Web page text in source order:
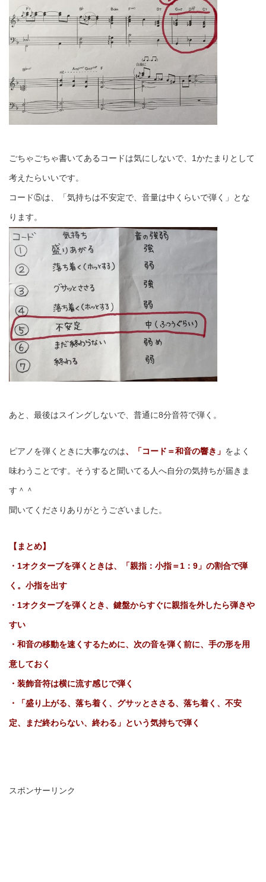
ごちゃごちゃ書いてあるコードは気にしないで、1かたまりとして
考えたらいいです。
コード⑤は、「気持ちは不安定で、音量は中くらいで弾く」とな
ります。
あと、最後はスイングしないで、普通に8分音符で弾く。
ピアノを弾くときに大事なのは、「コード＝和音の響き」 をよく
味わうことです。そうすると聞いてる人へ自分の気持ちが届きま
す＾＾
聞いてくださりありがとうございました。
【まとめ】
・1オクターブを弾くときは、「親指：小指＝1：9」の割合で弾
く。小指を出す
・1オクターブを弾くとき、鍵盤からすぐに親指を外したら弾きや
すい
・和音の移動を速くするために、次の音を弾く前に、手の形を用
意しておく
・装飾音符は横に流す感じで弾く
・「盛り上がる、落ち着く、グサッとささる、落ち着く、不安
定、まだ終わらない、終わる」という気持ちで弾く
スポンサーリンク